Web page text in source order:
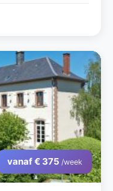
vanaf € 375 /week